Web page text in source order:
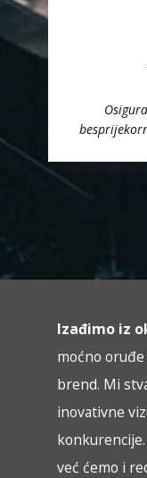
Izađimo iz
moćno
brend. Mi
inovativne
već ćemo i